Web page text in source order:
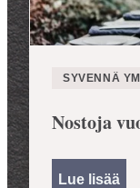
SYVENNÄ
Nostoja
Lue lisää